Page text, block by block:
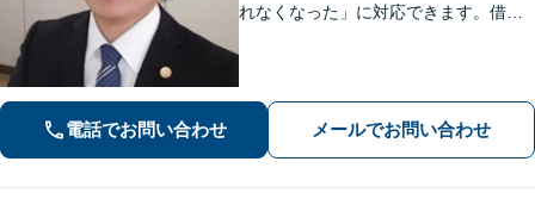
れなくなった」に対応できます。借
電話でお問い合わせ メールでお問い合わせ